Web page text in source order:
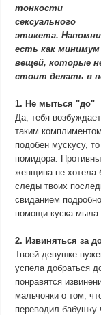
тонкости
сексуального
этикета.
есть как минимум
вещей, которые
стоит делать в
1. Не мыться "до"
Да, тебя
таким
подобен мускусу,
помидора.
женщина не хотела
следы твоих
свиданием
помощи куска мыла.
2. Извиняться за
Твоей девушке
успела добраться
понравятся
мальчонки о том,
переводил бабушку